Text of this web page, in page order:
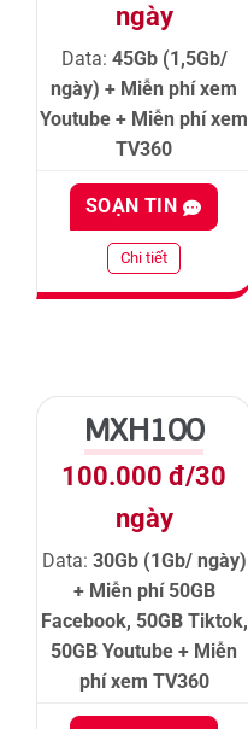
ngày
Data: 45Gb (1,5Gb/
ngày) + Miễn phí xem
Youtube + Miễn phí xem
TV360
SOẠN TIN
Chi tiết
MXH100
100.000 đ/30
ngày
Data: 30Gb (1Gb/ ngày)
+ Miễn phí 50GB
Facebook, 50GB Tiktok,
50GB Youtube + Miễn
phí xem TV360